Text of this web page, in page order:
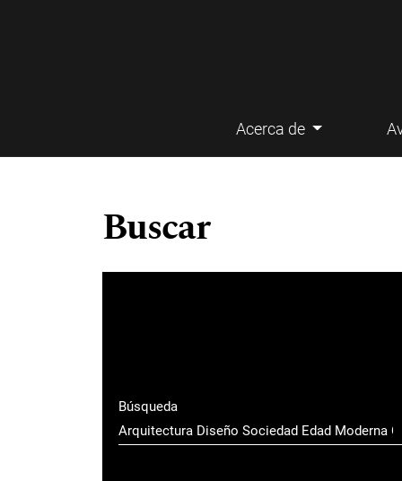
Menú principal Acerca de
Buscar
Búsqueda